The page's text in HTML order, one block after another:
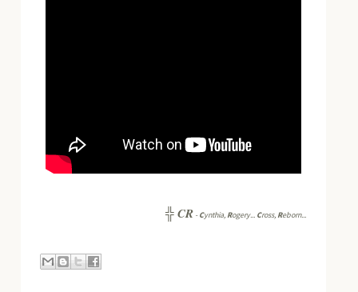
╬CR -Cynthia, Rogery... Cross, Reborn...